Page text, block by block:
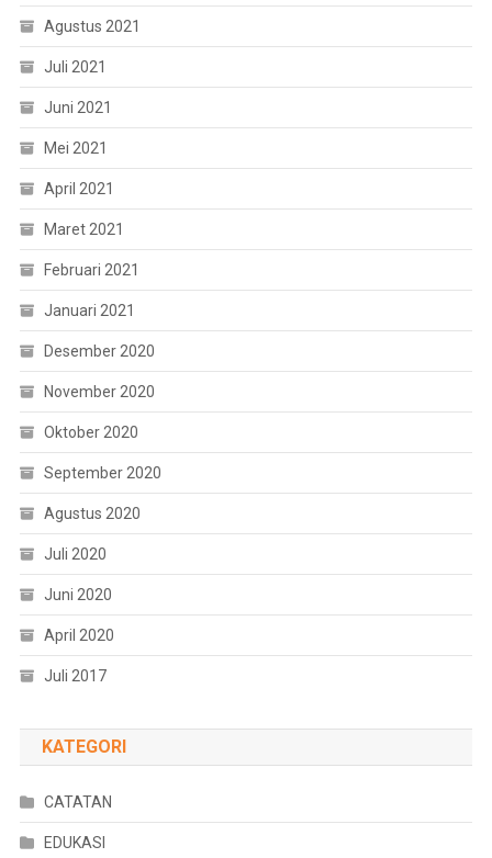
Agustus 2021
Juli 2021
Juni 2021
Mei 2021
April 2021
Maret 2021
Februari 2021
Januari 2021
Desember 2020
November 2020
Oktober 2020
September 2020
Agustus 2020
Juli 2020
Juni 2020
April 2020
Juli 2017
KATEGORI
CATATAN
EDUKASI